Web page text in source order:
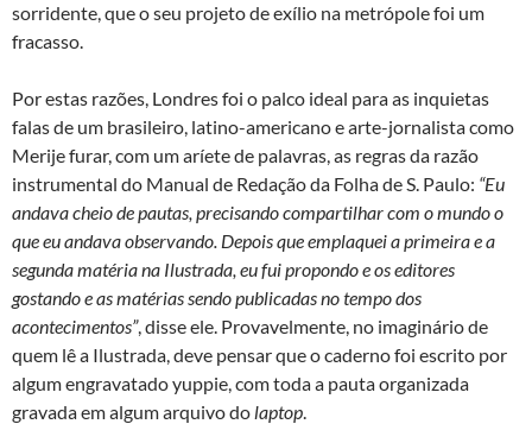
sorridente, que o seu projeto de exílio na metrópole foi um
fracasso.
Por estas razões, Londres foi o palco ideal para as inquietas
falas de um brasileiro, latino-americano e arte-jornalista como
Merije furar, com um aríete de palavras, as regras da razão
instrumental do Manual de Redação da Folha de S. Paulo: “Eu
andava cheio de pautas, precisando compartilhar com o mundo o
que eu andava observando. Depois que emplaquei a primeira e a
segunda matéria na Ilustrada, eu fui propondo e os editores
gostando e as matérias sendo publicadas no tempo dos
acontecimentos”, disse ele. Provavelmente, no imaginário de
quem lê a Ilustrada, deve pensar que o caderno foi escrito por
algum engravatado yuppie, com toda a pauta organizada
gravada em algum arquivo do laptop.